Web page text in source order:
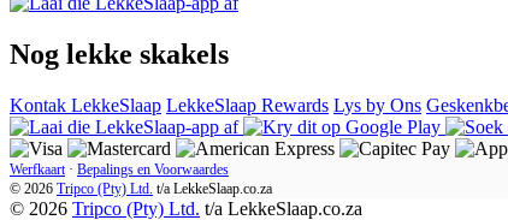
Nog lekke skakels
Kontak LekkeSlaap LekkeSlaap Rewards Lys by Ons
Werfkaart · Bepalings en Voorwaardes
© 2026 Tripco (Pty) Ltd. t/a LekkeSlaap.co.za
© 2026 Tripco (Pty) Ltd. t/a LekkeSlaap.co.za